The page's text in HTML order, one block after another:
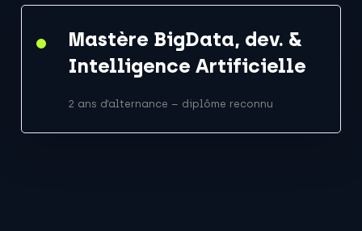
Mastère BigData, dev. &
Intelligence Artificielle
2 ans d’alternance – diplôme reconnu